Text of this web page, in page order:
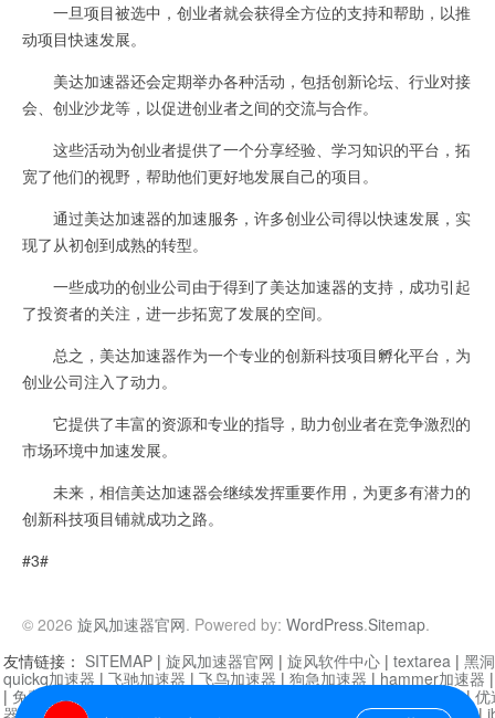
一旦项目被选中，创业者就会获得全方位的支持和帮助，以推
动项目快速发展。
美达加速器还会定期举办各种活动，包括创新论坛、行业对接
会、创业沙龙等，以促进创业者之间的交流与合作。
这些活动为创业者提供了一个分享经验、学习知识的平台，拓
宽了他们的视野，帮助他们更好地发展自己的项目。
通过美达加速器的加速服务，许多创业公司得以快速发展，实
现了从初创到成熟的转型。
一些成功的创业公司由于得到了美达加速器的支持，成功引起
了投资者的关注，进一步拓宽了发展的空间。
总之，美达加速器作为一个专业的创新科技项目孵化平台，为
创业公司注入了动力。
它提供了丰富的资源和专业的指导，助力创业者在竞争激烈的
市场环境中加速发展。
未来，相信美达加速器会继续发挥重要作用，为更多有潜力的
创新科技项目铺就成功之路。
#3#
© 2026 旋风加速器官网. Powered by: WordPress.Sitemap.
友情链接： SITEMAP | 旋风加速器官网 | 旋风软件中心 | textarea | 黑
quickq加速器 | 飞驰加速器 | 飞鸟加速器 | 狗急加速器 | hammer加速器
| 免费vqn加速外网 迷雾通|优